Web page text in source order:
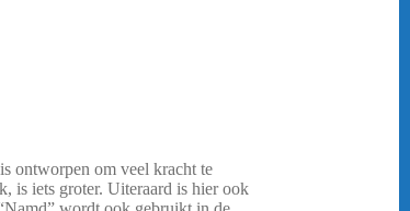
ontworpen om veel kracht te
is iets groter. Uiteraard is hier ook